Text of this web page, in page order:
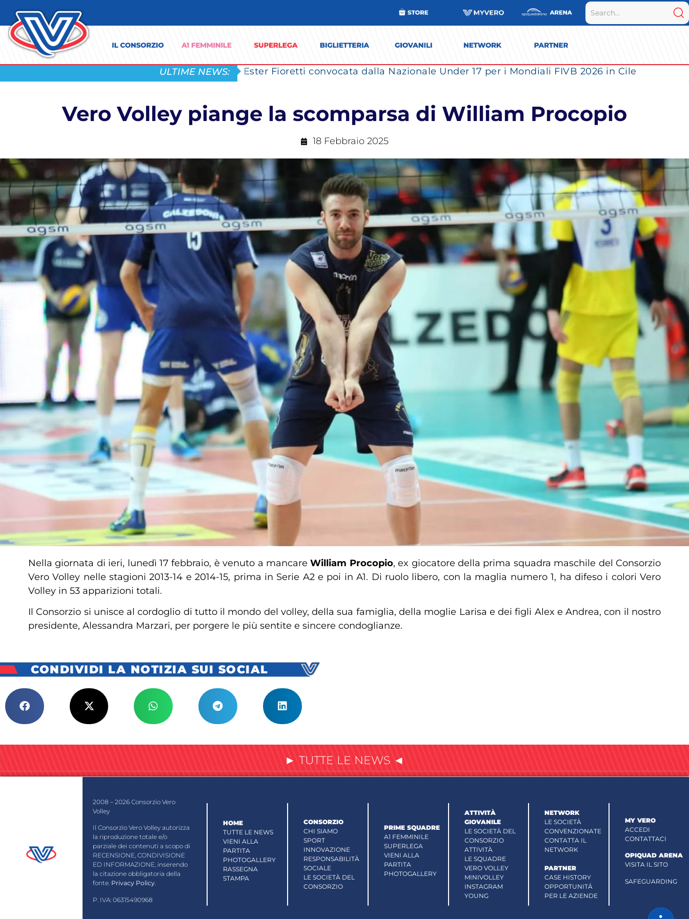
ULTIME NEWS: Ester Fioretti convocata dalla Nazionale Under 17 per i Mondiali FIVB 2026 in Cile
Vero Volley piange la scomparsa di William Procopio
18 Febbraio 2025
Nella giornata di ieri, lunedì 17 febbraio, è venuto a mancareWilliam Procopio, ex giocatore della prima squadra maschile del Consorzio
Vero Volley nelle stagioni 2013-14 e 2014-15, prima in Serie A2 e poi in A1. Di ruolo libero, con la maglia numero 1, ha difeso i colori Vero
Volley in 53 apparizioni totali.
Il Consorzio si unisce al cordoglio di tutto il mondo del volley, della sua famiglia, della moglie Larisa e dei figli Alex e Andrea, con il nostro
presidente, Alessandra Marzari, per porgere le più sentite e sincere condoglianze.
CONDIVIDI LA NOTIZIA SUI SOCIAL
► TUTTE LE NEWS ◄
2008 – 2026 Consorzio Vero
Volley
Il Consorzio Vero Volley autorizza
la riproduzione totale e/o
parziale dei contenuti a scopo di
RECENSIONE, CONDIVISIONE
ED INFORMAZIONE, inserendo
la citazione obbligatoria della
fonte. Privacy Policy.
P. IVA: 06315490968
HOME
TUTTE LE NEWS
VIENI ALLA
PARTITA
PHOTOGALLERY
RASSEGNA
STAMPA
CONSORZIO
CHI SIAMO
SPORT
INNOVAZIONE
RESPONSABILITÀ
SOCIALE
LE SOCIETÀ DEL
CONSORZIO
PRIME SQUADRE
A1 FEMMINILE
SUPERLEGA
VIENI ALLA
PARTITA
PHOTOGALLERY
ATTIVITÀ
GIOVANILE
LE SOCIETÀ DEL
CONSORZIO
ATTIVITÀ
LE SQUADRE
VERO VOLLEY
MINIVOLLEY
INSTAGRAM
YOUNG
NETWORK
LE SOCIETÀ
CONVENZIONATE
CONTATTA IL
NETWORK
PARTNER
CASE HISTORY
OPPORTUNITÁ
PER LE AZIENDE
MY VERO
ACCEDI
CONTATTACI
OPIQUAD ARENA
VISITA IL SITO
SAFEGUARDING